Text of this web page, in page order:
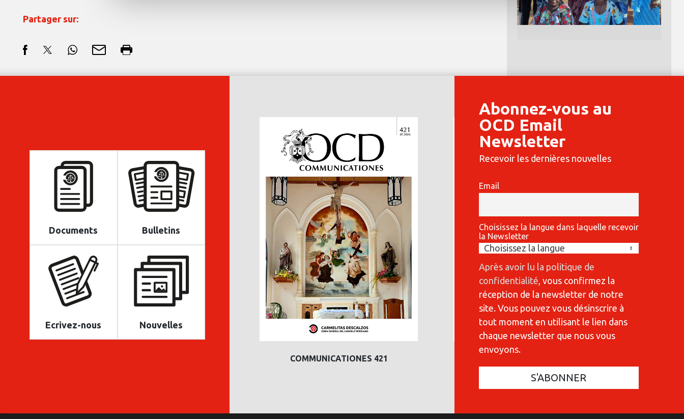
Partager sur:
Documents Bulletins
Ecrivez-nous Nouvelles
COMMUNICATIONES 421
Abonnez-vous au
OCD Email
Newsletter
Recevoir les dernières nouvelles
Email
Choisissez la langue dans laquelle recevoir
la Newsletter
Après avoir lu la politique de
confidentialité , vous confirmez la
réception de la newsletter de notre
site. Vous pouvez vous désinscrire à
tout moment en utilisant le lien dans
chaque newsletter que nous vous
envoyons.